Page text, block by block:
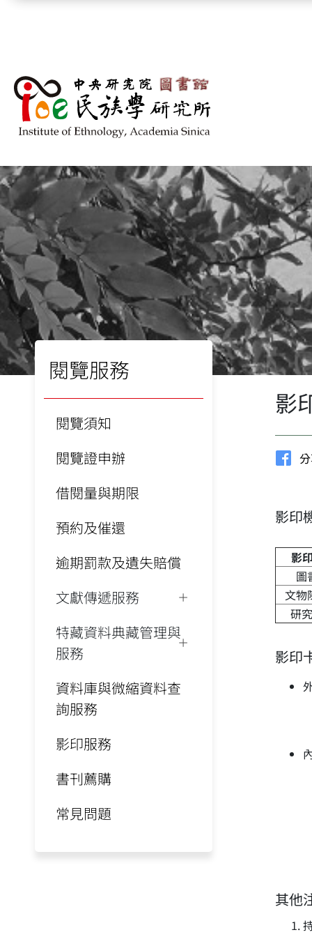
閱覽服務
閱覽須知
閱覽證申辦
借閱量與期限
預約及催還
逾期罰款及遺失賠償
文獻傳遞服務
特藏資料典藏管理與
服務
資料庫與微縮資料查
詢服務
影印服務
書刊薦購
常見問題
影
影印
影
圖
文物
研
影印
其他